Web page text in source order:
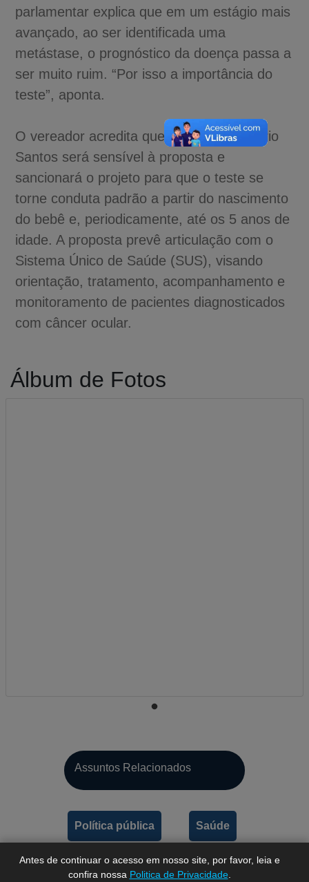
Antes de continuar o acesso em nosso site, por favor, leia e
confira nossa Politica de Privacidade.
parlamentar explica que em um estágio mais
avançado, ao ser identificada uma
metástase, o prognóstico da doença passa a
ser muito ruim. “Por isso a importância do
teste”, aponta.
O vereador acredita que o prefeito Rogério
Santos será sensível à proposta e
sancionará o projeto para que o teste se
torne conduta padrão a partir do nascimento
do bebê e, periodicamente, até os 5 anos de
idade. A proposta prevê articulação com o
Sistema Único de Saúde (SUS), visando
orientação, tratamento, acompanhamento e
monitoramento de pacientes diagnosticados
com câncer ocular.
Álbum de Fotos
Assuntos Relacionados
Política pública Saúde